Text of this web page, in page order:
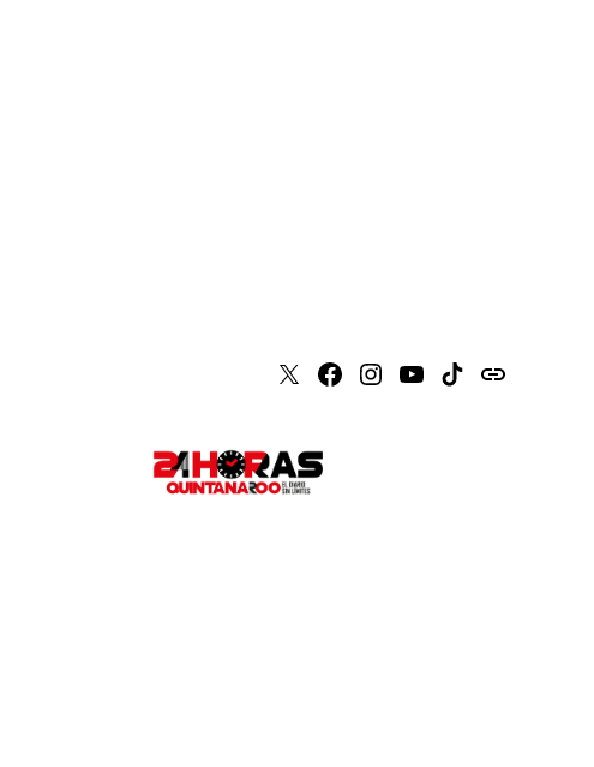
X Faceboook
Instagram
Youtube
Tiktokissuu